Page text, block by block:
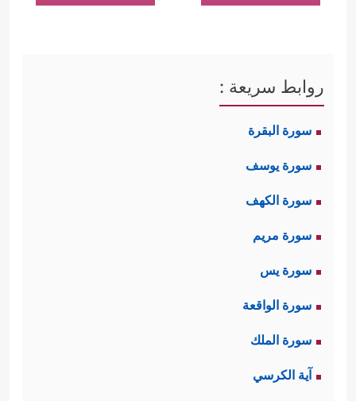
روابط سريعة :
سورة البقرة
سورة يوسف
سورة الكهف
سورة مريم
سورة يس
سورة الواقعة
سورة الملك
آية الكرسي